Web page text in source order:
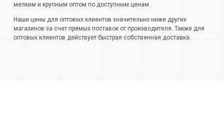
мелким и крупным оптом по доступным ценам.
Наши цены для оптовых клиентов значительно ниже других
магазинов за счет прямых поставок от производителя. Также для
оптовых клиентов действует быстрая собственная доставка.